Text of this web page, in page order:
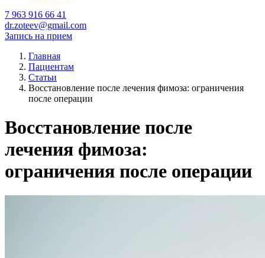
7 963 916 66 41
dr.zoteev@gmail.com
Запись на прием
Главная
Пациентам
Статьи
Восстановление после лечения фимоза: ограничения
после операции
Восстановление после
лечения фимоза:
ограничения после операции